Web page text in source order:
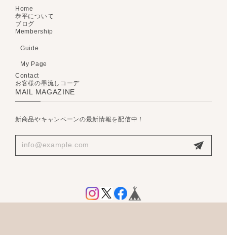
Home
恭平について
ブログ
Membership
Guide
My Page
Contact
お客様の墨流しコーデ
MAIL MAGAZINE
新商品やキャンペーンの最新情報を配信中！